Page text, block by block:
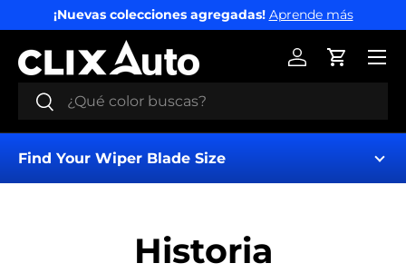
IR AL CONTENIDO
¡Nuevas colecciones agregadas! Aprende más
Buscar
Buscar
Iniciar sesión
Carrito
Menú
Find Your Wiper Blade Size
Historia